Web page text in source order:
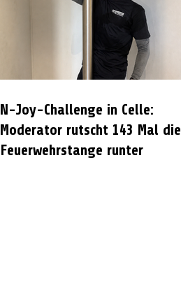
N-Joy-Challenge in Celle:
Moderator rutscht 143 Mal die
Feuerwehrstange runter